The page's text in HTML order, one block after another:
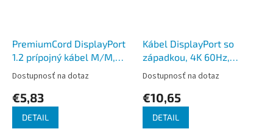
PremiumCord DisplayPort
1.2 prípojný kábel M/M,
pozlátené konektory, 0,5m
Dostupnosť na dotaz
€5,83
DETAIL
Kábel DisplayPort so
západkou, 4K 60Hz,
(Samec/Samec), 4.57m
Dostupnosť na dotaz
€10,65
DETAIL